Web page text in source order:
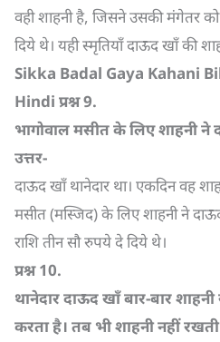
वही शाहनी है, जिसने उसकी मंगेतर
दिये थे। यही स्मृतियाँ दाऊद खाँ की
Sikka Badal Gaya Kahani
Hindi प्रश्न9.
भागोवाल मसीत के लिए शाहनी ने
उत्तर-
दाऊद खाँ थानेदार था। एकदिन वह
मसीत (मस्जिद) के लिए शाहनी ने
राशि तीन सौ रुपये दे दिये थे।
प्रश्न10.
थानेदार दाऊद खाँ बार-बार
करता है। तब भी शाहनी नहीं